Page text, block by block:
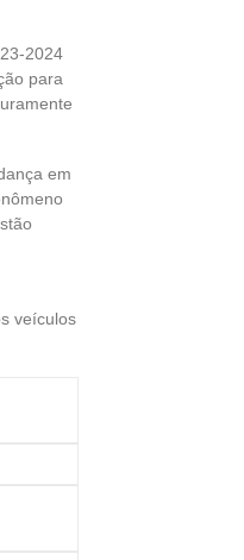
2024
para
em
veículos